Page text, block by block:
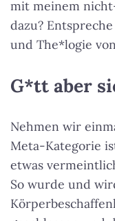
mit meinem
dazu?
und The*logie
G*tt aber
Nehmen wir
Meta-Kategorie
etwas
So wurde und